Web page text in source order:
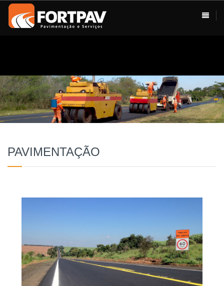
ÁREAS DE ATUAÇÃO
Vias Urbanas
Rodovias
HOME
PAVIMENTAÇÃO